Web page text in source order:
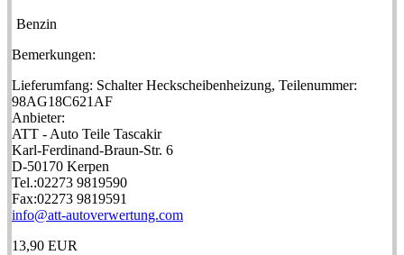
Benzin
Bemerkungen:
Lieferumfang: Schalter Heckscheibenheizung, Teilenummer:
98AG18C621AF
Anbieter:
ATT - Auto Teile Tascakir
Karl-Ferdinand-Braun-Str. 6
D-50170 Kerpen
Tel.:02273 9819590
Fax:02273 9819591
info@att-autoverwertung.com
13,90 EUR